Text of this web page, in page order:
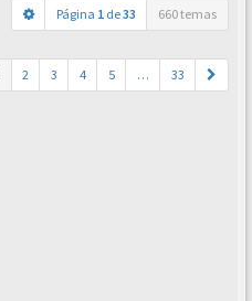
Página 1 de33 660 temas
2 3 4 5 … 33